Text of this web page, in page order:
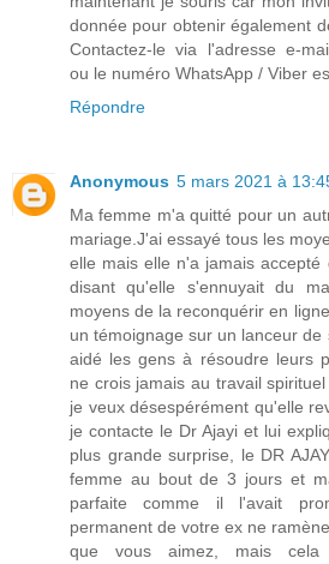
donnée pour obtenir également
Contactez-le via l'adresse e-
ou le numéro WhatsApp / Viber
Répondre
Anonymous 5 mars 2021 à
Ma femme m'a quitté pour un
mariage.J'ai essayé tous les
elle mais elle n'a jamais
disant qu'elle s'ennuyait du
moyens de la reconquérir en
un témoignage sur un lanceur de
aidé les gens à résoudre leurs
ne crois jamais au travail
je veux désespérément qu'elle
je contacte le Dr Ajayi et lui
plus grande surprise, le DR
femme au bout de 3 jours et
parfaite comme il l'avait
permanent de votre ex ne
que vous aimez, mais cela